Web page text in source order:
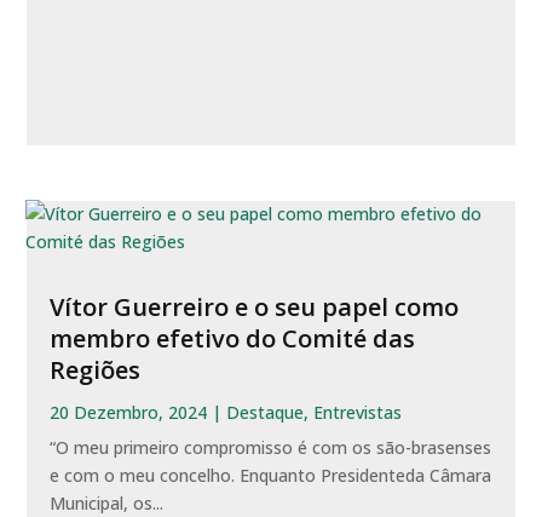
Vítor Guerreiro e o seu papel como
membro efetivo do Comité das
Regiões
20 Dezembro, 2024 | Destaque, Entrevistas
“O meu primeiro compromisso é com os são-brasenses
e com o meu concelho. Enquanto Presidenteda Câmara
Municipal, os...